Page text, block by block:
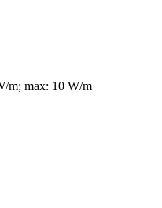
m; max: 10 W/m